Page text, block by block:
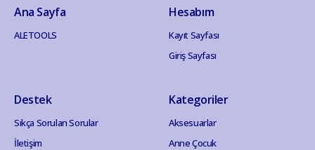
Ana Sayfa
ALETOOLS
Hesabım
Kayıt Sayfası
Giriş Sayfası
Destek
Sıkça Sorulan Sorular
İletişim
Kategoriler
Aksesuarlar
Anne Çocuk